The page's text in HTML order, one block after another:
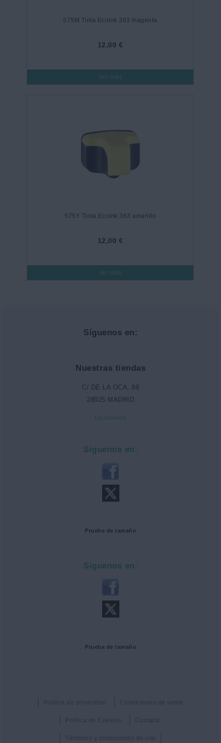
575M Tinta EcoInk 363 magenta
12,00 €
Ver más
575Y Tinta EcoInk 363 amarillo
12,00 €
Ver más
Síguenos en:
Nuestras tiendas
C/ DE LA OCA, 88
28025 MADRID
Localízanos
Síguenos en:
Prueba de tamaño
Síguenos en:
Prueba de tamaño
Política de privacidad Condiciones de venta
Política de Cookies Contacto
Términos y condiciones de uso